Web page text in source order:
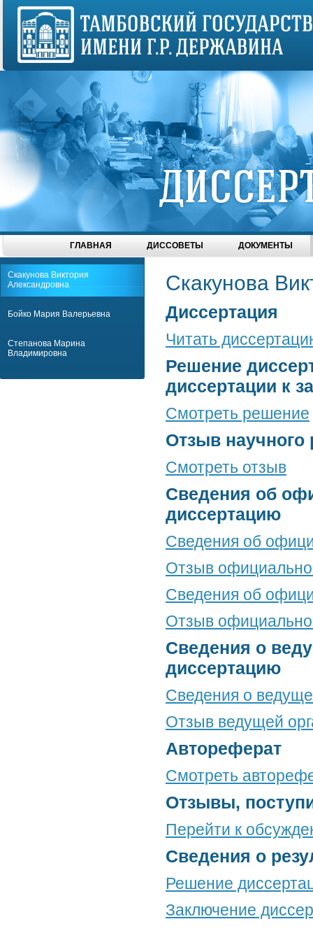
ГЛАВНАЯ ДИССОВЕТЫ ДОКУМЕНТЫ
Скакунова Виктория
Александровна
Бойко Мария Валерьевна
Степанова Марина
Владимировна
Скакунова
Диссертация
Читать
Решение
диссертации к
Смотреть решение
Отзыв научного
Смотреть отзыв
Сведения об
диссертацию
Сведения об
Отзыв
Сведения об
Отзыв
Сведения о
диссертацию
Сведения о
Отзыв ведущей
Автореферат
Смотреть
Отзывы,
Перейти к
Сведения о
Решение
Заключение